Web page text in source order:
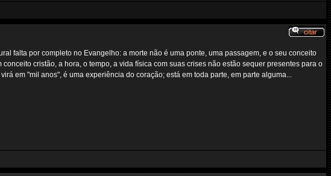
falta por completo no Evangelho: a morte não é uma ponte, uma passagem, e o seu conceito
cristão, a hora, o tempo, a vida física com suas crises não estão sequer presentes para o
em "mil anos", é uma experiência do coração; está em toda parte, em parte alguma...